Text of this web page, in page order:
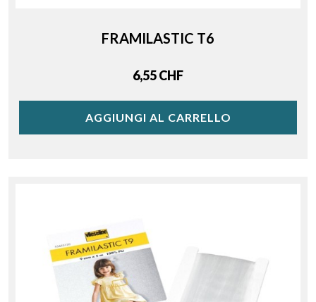
FRAMILASTIC T6
Price
6,55 CHF
AGGIUNGI AL CARRELLO